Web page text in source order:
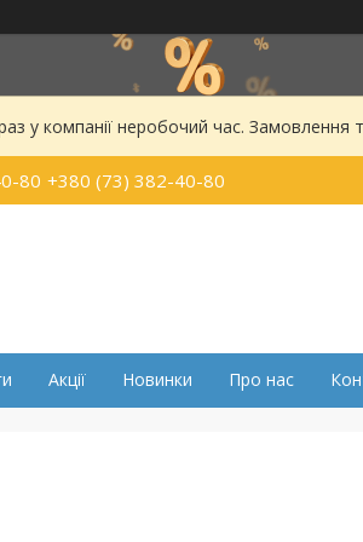
у компанії неробочий час.
80 +380 (73) 382-40-80
Акції Новинки Про нас